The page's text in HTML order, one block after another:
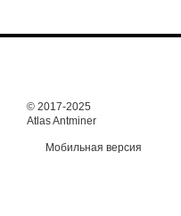
© 2017-2025
Atlas Antminer
Мобильная версия